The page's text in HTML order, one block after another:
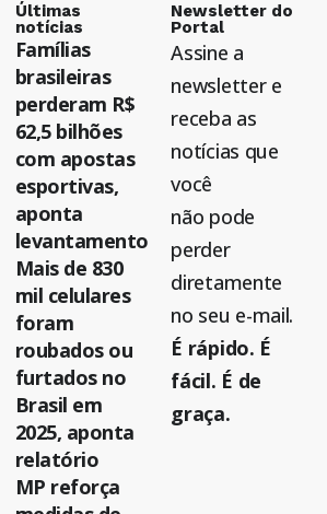
Últimas
notícias
Famílias
brasileiras
perderam R$
62,5 bilhões
com apostas
esportivas,
aponta
levantamento
Mais de 830
mil celulares
foram
roubados ou
furtados no
Brasil em
2025, aponta
relatório
MP reforça
Newsletter do
Portal
Assine a
newsletter e
receba as
notícias que
você
não pode
perder
diretamente
no seu e-mail.
É rápido. É
fácil. É de
graça.